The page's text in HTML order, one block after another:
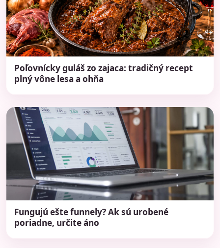
Poľovnícky guláš zo zajaca: tradičný recept
plný vône lesa a ohňa
Fungujú ešte funnely? Ak sú urobené
poriadne, určite áno